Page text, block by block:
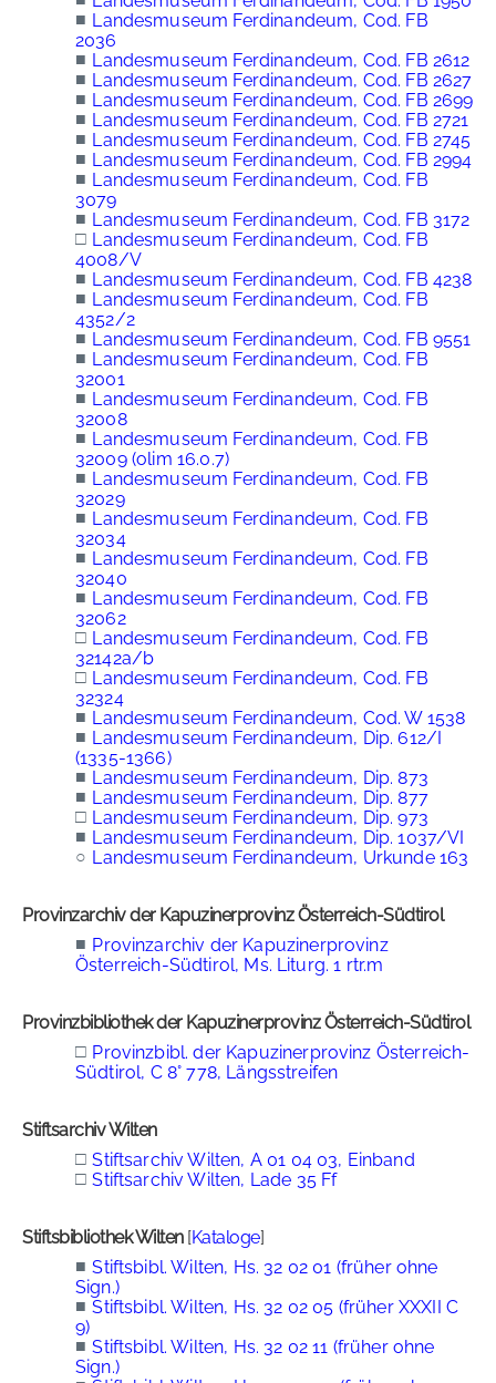
■ Landesmuseum Ferdinandeum, Cod. FB
2036
■ Landesmuseum Ferdinandeum, Cod. FB 2612
■ Landesmuseum Ferdinandeum, Cod. FB 2627
■ Landesmuseum Ferdinandeum, Cod. FB 2699
■ Landesmuseum Ferdinandeum, Cod. FB 2721
■ Landesmuseum Ferdinandeum, Cod. FB 2745
■ Landesmuseum Ferdinandeum, Cod. FB 2994
■ Landesmuseum Ferdinandeum, Cod. FB
3079
■ Landesmuseum Ferdinandeum, Cod. FB 3172
□ Landesmuseum Ferdinandeum, Cod. FB
4008/V
■ Landesmuseum Ferdinandeum, Cod. FB 4238
■ Landesmuseum Ferdinandeum, Cod. FB
4352/2
■ Landesmuseum Ferdinandeum, Cod. FB 9551
■ Landesmuseum Ferdinandeum, Cod. FB
32001
■ Landesmuseum Ferdinandeum, Cod. FB
32008
■ Landesmuseum Ferdinandeum, Cod. FB
32009 (olim 16.0.7)
■ Landesmuseum Ferdinandeum, Cod. FB
32029
■ Landesmuseum Ferdinandeum, Cod. FB
32034
■ Landesmuseum Ferdinandeum, Cod. FB
32040
■ Landesmuseum Ferdinandeum, Cod. FB
32062
□ Landesmuseum Ferdinandeum, Cod. FB
32142a/b
□ Landesmuseum Ferdinandeum, Cod. FB
32324
■ Landesmuseum Ferdinandeum, Cod. W 1538
■ Landesmuseum Ferdinandeum, Dip. 612/I
(1335-1366)
■ Landesmuseum Ferdinandeum, Dip. 873
■ Landesmuseum Ferdinandeum, Dip. 877
□ Landesmuseum Ferdinandeum, Dip. 973
■ Landesmuseum Ferdinandeum, Dip. 1037/VI
○ Landesmuseum Ferdinandeum, Urkunde 163
Provinzarchiv der Kapuzinerprovinz Österreich-Südtirol
■ Provinzarchiv der Kapuzinerprovinz
Österreich-Südtirol, Ms. Liturg. 1 rtr.m
Provinzbibliothek der Kapuzinerprovinz Österreich-Südtirol
□ Provinzbibl. der Kapuzinerprovinz Österreich-
Südtirol, C 8° 778, Längsstreifen
Stiftsarchiv Wilten
□ Stiftsarchiv Wilten, A 01 04 03, Einband
□ Stiftsarchiv Wilten, Lade 35 Ff
Stiftsbibliothek Wilten[Kataloge]
■ Stiftsbibl. Wilten, Hs. 32 02 01 (früher ohne
Sign.)
■ Stiftsbibl. Wilten, Hs. 32 02 05 (früher XXXII C
9)
■ Stiftsbibl. Wilten, Hs. 32 02 11 (früher ohne
Sign.)